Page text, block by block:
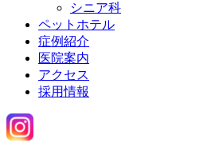
シニア科
ペットホテル
症例紹介
医院案内
アクセス
採用情報